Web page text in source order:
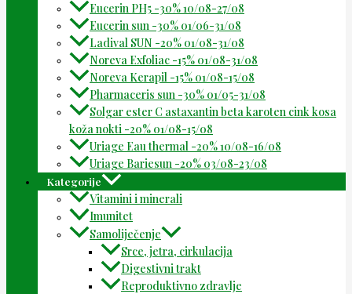
Eucerin PH5 -30% 10/08-27/08
Eucerin sun -30% 01/06-31/08
Ladival SUN -20% 01/08-31/08
Noreva Exfoliac -15% 01/08-31/08
Noreva Kerapil -15% 01/08-15/08
Pharmaceris sun -30% 01/05-31/08
Solgar ester C astaxantin beta karoten cink kosa
koža nokti -20% 01/08-15/08
Uriage Eau thermal -20% 10/08-16/08
Uriage Bariesun -20% 03/08-23/08
Kategorije
Vitamini i minerali
Imunitet
Samoliječenje
Srce, jetra, cirkulacija
Digestivni trakt
Reproduktivno zdravlje